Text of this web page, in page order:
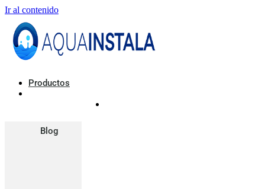
Ir al contenido
Productos
Blog